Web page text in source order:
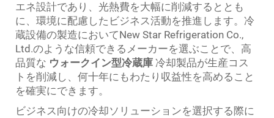
エネ設計であり、光熱費を大幅に削減するととも
に、環境に配慮したビジネス活動を推進します。冷
蔵設備の製造においてNew Star Refrigeration Co.,
Ltd.のような信頼できるメーカーを選ぶことで、高
品質な ウォークイン型冷蔵庫 冷却製品が生産コス
トを削減し、何十年にもわたり収益性を高めること
を確実にできます。
ビジネス向けの冷却ソリューションを選択する際に